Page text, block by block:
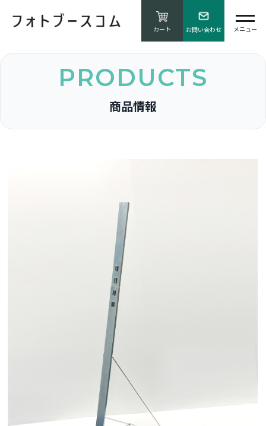
カート お問い合わせ
PRODUCTS
商品情報